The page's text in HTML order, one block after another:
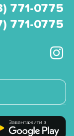
771-0775
771-0775